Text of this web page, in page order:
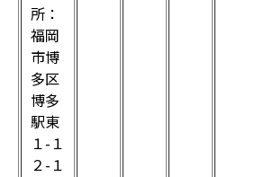
所：
福岡
市博
多区
博多
駅東
１-１
２-１